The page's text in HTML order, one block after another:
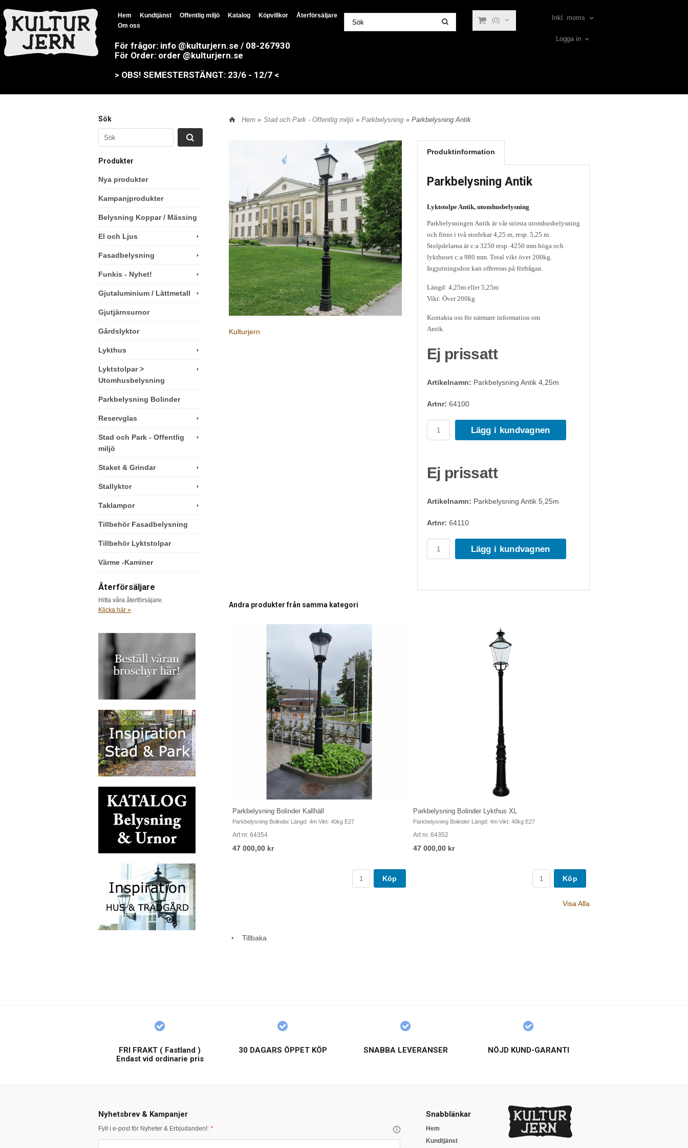
Hem Kundtjänst Offentlig miljö Katalog Köpvillkor
Återförsäljare
Om oss
För frågor: info @kulturjern.se / 08-267930
För Order: order @kulturjern.se
> OBS! SEMESTERSTÄNGT: 23/6 - 12/7 <
(0) Inkl. moms
Logga in
Sök
Produkter
Nya produkter
Kampanjprodukter
Belysning Koppar / Mässing
El och Ljus
Fasadbelysning
Funkis - Nyhet!
Gjutaluminium / Lättmetall
Gjutjärnsurnor
Gårdslyktor
Lykthus
Lyktstolpar >
Utomhusbelysning
Parkbelysning Bolinder
Reservglas
Stad och Park - Offentlig
miljö
Staket & Grindar
Stallyktor
Taklampor
Tillbehör Fasadbelysning
Tillbehör Lyktstolpar
Värme -Kaminer
Återförsäljare
Hitta våra återförsäjare.
Klicka här »
Hem » Stad och Park - Offentlig miljö » Parkbelysning » Parkbelysning Antik
Kulturjern
Produktinformation
Parkbelysning Antik
Lyktstolpe Antik, utomhusbelysning
Parkbelysningen Antik är vår största utomhusbelysning
och finns i två storlekar 4,25 m, resp. 5,25 m.
Stolpdelarna är c:a 3250 resp. 4250 mm höga och
lykthuset c:a 980 mm. Total vikt över 200kg.
Ingjutningsdon kan offereras på förfrågan.
Längd: 4,25m eller 5,25m
Vikt: Över 200kg
Kontakta oss för närmare information om
Antik.
Ej prissatt
Artikelnamn: Parkbelysning Antik 4,25m
Artnr: 64100
Lägg i kundvagnen
Ej prissatt
Artikelnamn: Parkbelysning Antik 5,25m
Artnr: 64110
Lägg i kundvagnen
Andra produkter från samma kategori
Parkbelysning Bolinder Kallhäll
Parkbelysning Bolinder Längd: 4m Vikt: 40kg E27
Art nr. 64354
47 000,00 kr
Köp
Parkbelysning Bolinder Lykthus XL
Parkbelysning Bolinder Längd: 4m Vikt: 40kg E27
Art nr. 64352
47 000,00 kr
Köp
Visa Alla
Tillbaka
FRI FRAKT ( Fastland )
Endast vid ordinarie pris
30 DAGARS ÖPPET KÖP SNABBA LEVERANSER NÖJD KUND-GARANTI
Nyhetsbrev & Kampanjer
Fyll i e-post för Nyheter & Erbjudanden!: *
Snabblänkar
Hem
Kundtjänst